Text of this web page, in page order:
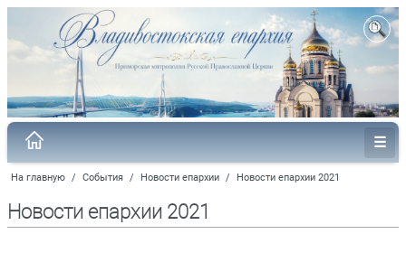
На главную / События / Новости епархии / Новости епархии 2021
Новости епархии 2021